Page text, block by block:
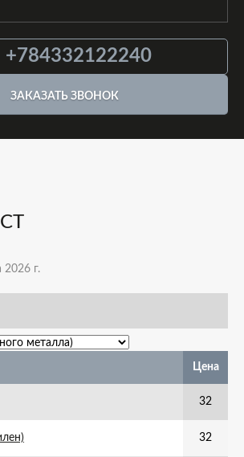
+784332122240
ЗАКАЗАТЬ ЗВОНОК
2026 г.
Цена
32
32